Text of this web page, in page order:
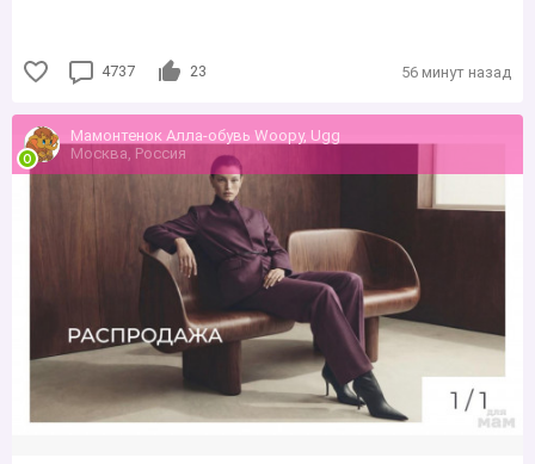
4737 23 56 минут назад
Мамонтенок Алла-обувь Woopy, Ugg
Москва, Россия